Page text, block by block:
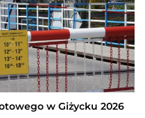
w Giżycku 2026